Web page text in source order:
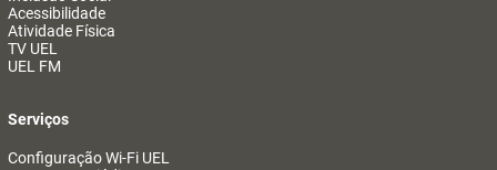
Acessibilidade
Atividade Física
TV UEL
UEL FM
Serviços
Configuração Wi-Fi UEL